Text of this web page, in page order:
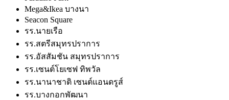
Mega&Ikea บางนา
Seacon Square
รร.นายเรือ
รร.สตรีสมุทรปราการ
รร.อัสสัมชัน สมุทรปราการ
รร.เซนต์โยเซฟ ทิพวัล
รร.นานาชาติ เซนต์แอนดรูส์
รร.บางกอกพัฒนา